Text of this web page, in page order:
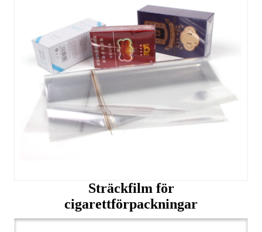
Sträckfilm för
cigarettförpackningar